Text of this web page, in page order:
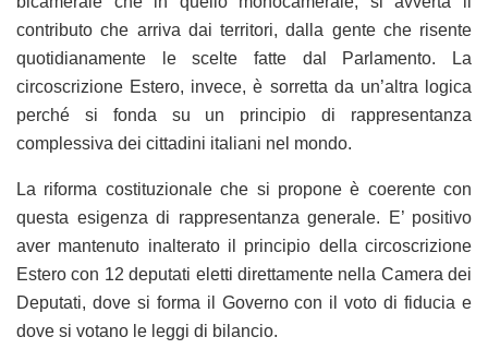
contributo che arriva dai territori, dalla gente che risente
quotidianamente le scelte fatte dal Parlamento. La
circoscrizione Estero, invece, è sorretta da un’altra logica
perché si fonda su un principio di rappresentanza
complessiva dei cittadini italiani nel mondo.
La riforma costituzionale che si propone è coerente con
questa esigenza di rappresentanza generale. E’ positivo
aver mantenuto inalterato il principio della circoscrizione
Estero con 12 deputati eletti direttamente nella Camera dei
Deputati, dove si forma il Governo con il voto di fiducia e
dove si votano le leggi di bilancio.